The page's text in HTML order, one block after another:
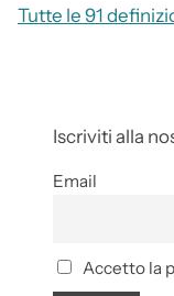
Tutte le 91
Iscriviti alla
Email
Accetto la